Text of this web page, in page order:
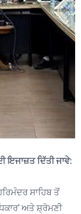
ਇਜਾਜ਼ਤ ਦਿੱਤੀ ਜਾਵੇ:
ਸਾਹਿਬ ਤੋਂ
ਅਤੇ ਸ਼੍ਰੋਮਣੀ